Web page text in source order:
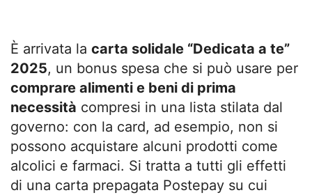
È arrivata la carta solidale “Dedicata a te”
2025, un bonus spesa che si può usare per
comprare alimenti e beni di prima
necessità compresi in una lista stilata dal
governo: con la card, ad esempio, non si
possono acquistare alcuni prodotti come
alcolici e farmaci. Si tratta a tutti gli effetti
di una carta prepagata Postepay su cui